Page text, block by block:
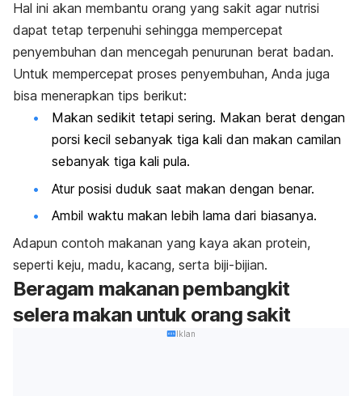
Hal ini akan membantu orang yang sakit agar nutrisi
dapat tetap terpenuhi sehingga mempercepat
penyembuhan dan mencegah penurunan berat badan.
Untuk mempercepat proses penyembuhan, Anda juga
bisa menerapkan tips berikut:
Makan sedikit tetapi sering. Makan berat dengan
porsi kecil sebanyak tiga kali dan makan camilan
sebanyak tiga kali pula.
Atur posisi duduk saat makan dengan benar.
Ambil waktu makan lebih lama dari biasanya.
Adapun contoh makanan yang kaya akan protein,
seperti keju, madu, kacang, serta biji-bijian.
Beragam makanan pembangkit
selera makan untuk orang sakit
Iklan